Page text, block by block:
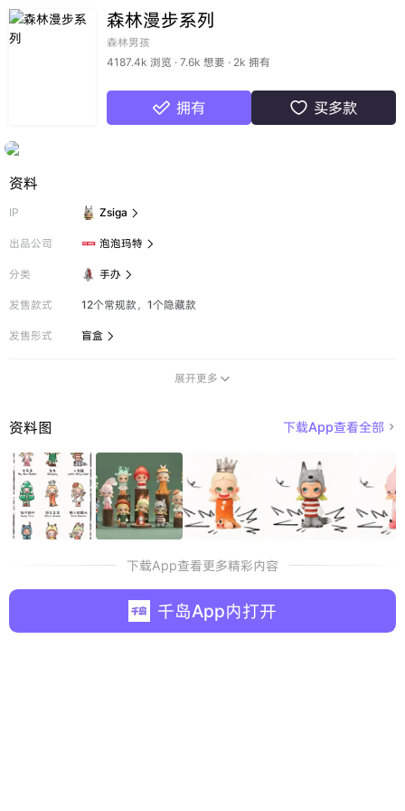
森林漫步系列
森林男孩
4187.4k 浏览 · 7.6k 想要 · 2k 拥有
 拥有  买多款
资料
IP Zsiga 
出品公司 泡泡玛特 
分类 手办 
发售款式 12个常规款，1个隐藏款
发售形式 盲盒 
展开更多 
资料图 下载App查看全部 
下载App查看更多精彩内容
千岛App内打开